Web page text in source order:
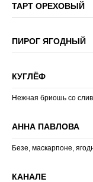
ТАРТ ОРЕХОВЫЙ
ПИРОГ ЯГОДНЫЙ
КУГЛЁФ
Нежная бриошь со
АННА ПАВЛОВА
Безе, маскарпоне,
КАНАЛЕ